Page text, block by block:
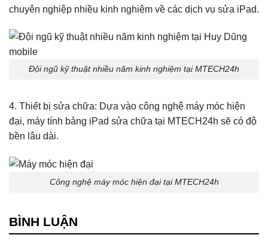
chuyên nghiệp nhiều kinh nghiệm về các dịch vụ sửa iPad.
Đội ngũ kỹ thuật nhiều năm kinh nghiệm tại MTECH24h
4. Thiết bị sửa chữa: Dựa vào công nghệ máy móc hiện
đại, máy tính bảng iPad sửa chữa tại MTECH24h sẽ có độ
bền lâu dài.
Công nghệ máy móc hiện đại tại MTECH24h
BÌNH LUẬN